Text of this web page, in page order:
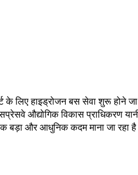
के लिए हाइड्रोजन बस सेवा शुरू होने
औद्योगिक विकास प्राधिकरण
बड़ा और आधुनिक कदम माना जा रहा